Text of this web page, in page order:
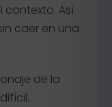
contexto. Así
caer en una
de la